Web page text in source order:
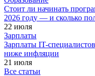
Стоит ли начинать
2026 году — и сколько
22 июля
Зарплаты
Зарплаты IT-
ниже инфляции
21 июля
Все статьи